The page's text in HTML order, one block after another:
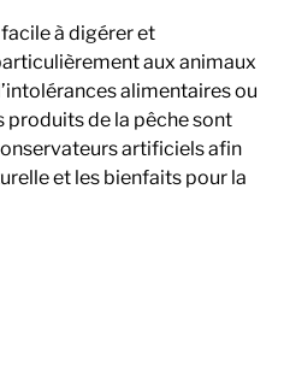
à digérer et
aux animaux
alimentaires ou
produits de la pêche sont
artificiels afin
et les bienfaits pour la